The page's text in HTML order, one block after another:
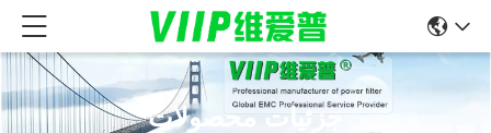
جزئیات محصولات